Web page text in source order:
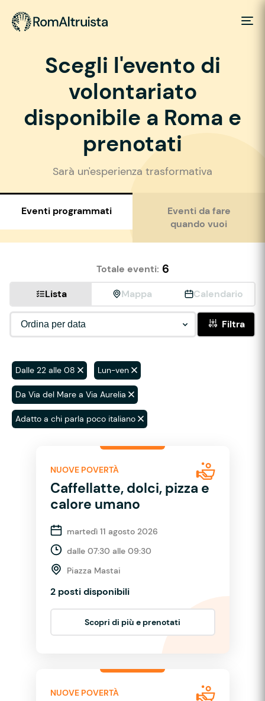
Scegli l'evento di
volontariato
disponibile a Roma e
prenotati
Sarà un'esperienza trasformativa
Eventi programmati
Eventi da fare
quando vuoi
Totale eventi: 6
Lista Mappa Calendario
Filtra
Dalle 22 alle 08 Lun-ven
Da Via del Mare a Via Aurelia
Adatto a chi parla poco italiano
NUOVE POVERTÀ
Caffellatte, dolci, pizza e
calore umano
martedì 11 agosto 2026
dalle 07:30 alle 09:30
Piazza Mastai
2 posti disponibili
Scopri di più e prenotati
NUOVE POVERTÀ